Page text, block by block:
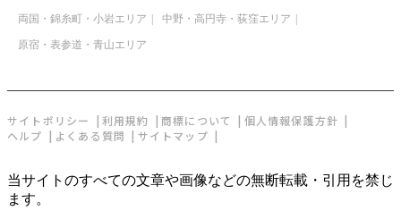
両国・錦糸町・小岩エリア 中野・高円寺・荻窪エリア
原宿・表参道・青山エリア
サイトポリシー 利用規約 商標について
個人情報保護方針
ヘルプ
よくある質問 サイトマップ
当サイトのすべての文章や画像などの無断転載・引用を禁じ
ます。